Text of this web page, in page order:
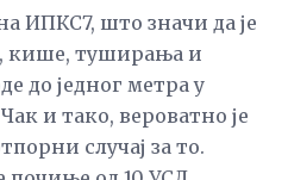
ИПКС7, што значи да је
кише, туширања и
до једног метра у
и тако, вероватно је
случај за то.